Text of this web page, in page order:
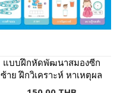
แบบฝึกหัดพัฒนาสมองซีก
ซ้าย ฝึกวิเคราะห์ หาเหตุผล